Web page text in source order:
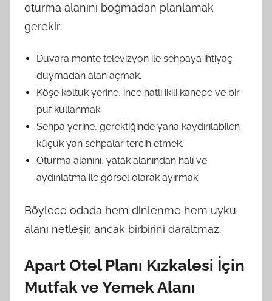
oturma alanını boğmadan planlamak
gerekir:
Duvara monte televizyon ile sehpaya ihtiyaç
duymadan alan açmak.
Köşe koltuk yerine, ince hatlı ikili kanepe ve bir
puf kullanmak.
Sehpa yerine, gerektiğinde yana kaydırılabilen
küçük yan sehpalar tercih etmek.
Oturma alanını, yatak alanından halı ve
aydınlatma ile görsel olarak ayırmak.
Böylece odada hem dinlenme hem uyku
alanı netleşir, ancak birbirini daraltmaz.
Apart Otel Planı Kızkalesi İçin
Mutfak ve Yemek Alanı